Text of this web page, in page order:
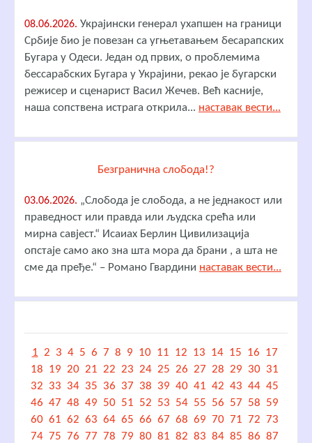
08.06.2026. Украјински генерал ухапшен на граници
Србије био је повезан са угњетавањем бесарапских
Бугара у Одеси. Један од првих, о проблемима
бессарабских Бугара у Украјини, рекао је бугарски
режисер и сценарист Васил Жечев. Већ касније,
наша сопствена истрага открила... наставак вести...
Безгранична слобода!?
03.06.2026. „Слобода је слобода, а не једнакост или
праведност или правда или људска срећа или
мирна савјест.“ Исаиах Берлин Цивилизација
опстаје само ако зна шта мора да брани , а шта не
сме да пређе.“ – Романо Гвардини наставак вести...
1 2 3 4 5 6 7 8 9 10 11 12 13 14 15 16 17
18 19 20 21 22 23 24 25 26 27 28 29 30 31
32 33 34 35 36 37 38 39 40 41 42 43 44 45
46 47 48 49 50 51 52 53 54 55 56 57 58 59
60 61 62 63 64 65 66 67 68 69 70 71 72 73
74 75 76 77 78 79 80 81 82 83 84 85 86 87